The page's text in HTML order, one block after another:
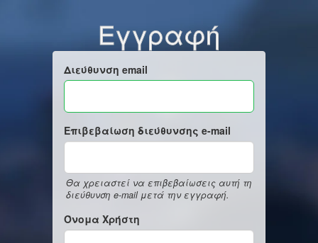
Εγγραφή
Διεύθυνση email
Επιβεβαίωση διεύθυνσης e-mail
Θα χρειαστεί να επιβεβαίωσεις αυτή τη
διεύθυνση e-mail μετά την εγγραφή.
Όνομα Χρήστη